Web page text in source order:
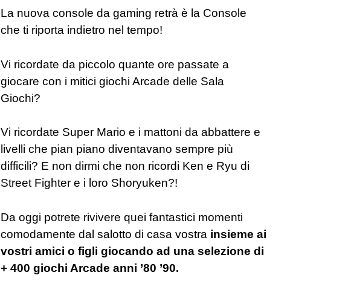
La nuova console da gaming retrà è la Console
che ti riporta indietro nel tempo!
Vi ricordate da piccolo quante ore passate a
giocare con i mitici giochi Arcade delle Sala
Giochi?
Vi ricordate Super Mario e i mattoni da abbattere e
livelli che pian piano diventavano sempre più
difficili? E non dirmi che non ricordi Ken e Ryu di
Street Fighter e i loro Shoryuken?!
Da oggi potrete rivivere quei fantastici momenti
comodamente dal salotto di casa vostra insieme ai
vostri amici o figli giocando ad una selezione di
+ 400 giochi Arcade anni ’80 ’90.